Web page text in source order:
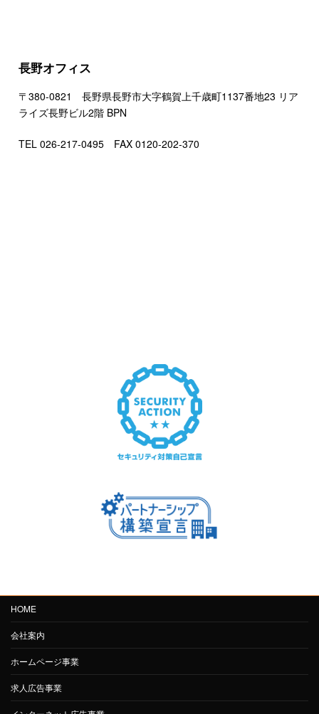
長野オフィス
〒380-0821 長野県長野市大字鶴賀上千歳町1137番地23 リア
ライズ長野ビル2階 BPN
TEL 026-217-0495 FAX 0120-202-370
HOME
会社案内
ホームページ事業
求人広告事業